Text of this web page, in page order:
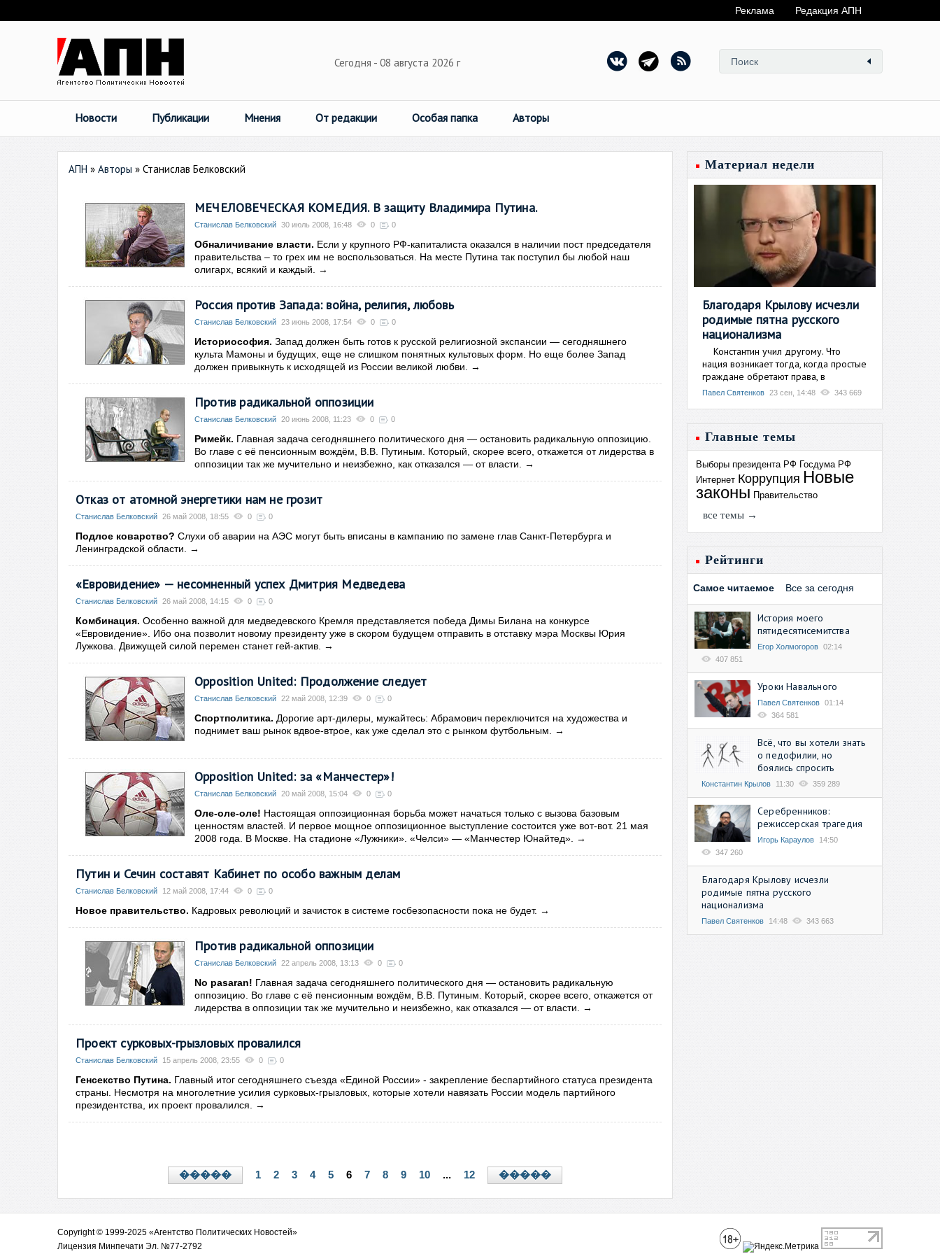
Реклама Редакция АПН
Сегодня - 08 августа 2026 г
Новости Публикации Мнения От редакции Особая папка Авторы
АПН » Авторы » Станислав Белковский
МЕЧЕЛОВЕЧЕСКАЯ КОМЕДИЯ. В защиту Владимира Путина.
Станислав Белковский 30 июль 2008, 16:48 0 0
Обналичивание власти. Если у крупного РФ-капиталиста оказался в наличии пост председателя
правительства – то грех им не воспользоваться. На месте Путина так поступил бы любой наш
олигарх, всякий и каждый.
→
Россия против Запада: война, религия, любовь
Станислав Белковский 23 июнь 2008, 17:54 0 0
Историософия. Запад должен быть готов к русской религиозной экспансии — сегодняшнего
культа Мамоны и будущих, еще не слишком понятных культовых форм. Но еще более Запад
должен привыкнуть к исходящей из России великой любви.
→
Против радикальной оппозиции
Станислав Белковский 20 июнь 2008, 11:23 0 0
Римейк. Главная задача сегодняшнего политического дня — остановить радикальную оппозицию.
Во главе с её пенсионным вождём, В.В. Путиным. Который, скорее всего, откажется от лидерства в
оппозиции так же мучительно и неизбежно, как отказался — от власти.
→
Отказ от атомной энергетики нам не грозит
Станислав Белковский 26 май 2008, 18:55 0 0
Подлое коварство? Слухи об аварии на АЭС могут быть вписаны в кампанию по замене глав Санкт-Петербурга и
Ленинградской области.
→
«Евровидение» — несомненный успех Дмитрия Медведева
Станислав Белковский 26 май 2008, 14:15 0 0
Комбинация. Особенно важной для медведевского Кремля представляется победа Димы Билана на конкурсе
«Евровидение». Ибо она позволит новому президенту уже в скором будущем отправить в отставку мэра Москвы Юрия
Лужкова. Движущей силой перемен станет гей-актив.
→
Opposition United: Продолжение следует
Станислав Белковский 22 май 2008, 12:39 0 0
Спортполитика. Дорогие арт-дилеры, мужайтесь: Абрамович переключится на художества и
поднимет ваш рынок вдвое-втрое, как уже сделал это с рынком футбольным.
→
Opposition United: за «Манчестер»!
Станислав Белковский 20 май 2008, 15:04 0 0
Оле-оле-оле! Настоящая оппозиционная борьба может начаться только с вызова базовым
ценностям властей. И первое мощное оппозиционное выступление состоится уже вот-вот. 21 мая
2008 года. В Москве. На стадионе «Лужники». «Челси» — «Манчестер Юнайтед».
→
Путин и Сечин составят Кабинет по особо важным делам
Станислав Белковский 12 май 2008, 17:44 0 0
Новое правительство. Кадровых революций и зачисток в системе госбезопасности пока не будет. →
Против радикальной оппозиции
Станислав Белковский 22 апрель 2008, 13:13 0 0
No pasaran! Главная задача сегодняшнего политического дня — остановить радикальную
оппозицию. Во главе с её пенсионным вождём, В.В. Путиным. Который, скорее всего, откажется от
лидерства в оппозиции так же мучительно и неизбежно, как отказался — от власти.
→
Проект сурковых-грызловых провалился
Станислав Белковский 15 апрель 2008, 23:55 0 0
Генсекство Путина. Главный итог сегодняшнего съезда «Единой России» - закрепление беспартийного статуса президента
страны. Несмотря на многолетние усилия сурковых-грызловых, которые хотели навязать России модель партийного
президентства, их проект провалился.
→
����� 1 2 3 4 5 6 7 8 9 10 ... 12 �����
Материал недели
Благодаря Крылову исчезли
родимые пятна русского
национализма
Константин учил другому. Что
нация возникает тогда, когда простые
граждане обретают права, в
Павел Святенков 23 сен, 14:48 343 669
Главные темы
Выборы президента РФ Госдума РФ
Интернет Коррупция Новые
законы Правительство
все темы →
Рейтинги
Самое читаемое Все за сегодня
История моего
пятидесятисемитства
Егор Холмогоров 02:14
407 851
Уроки Навального
Павел Святенков 01:14
364 581
Всё, что вы хотели знать
о педофилии, но
боялись спросить
Константин Крылов 11:30 359 289
Серебренников:
режиссерская трагедия
Игорь Караулов
14:50
347 260
Благодаря Крылову исчезли
родимые пятна русского
национализма
Павел Святенков 14:48 343 663
Copyright © 1999-2025 «Агентство Политических Новостей»
Лицензия Минпечати Эл. №77-2792